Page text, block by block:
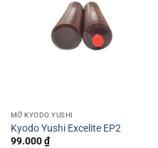
MỠ KYODO YUSHI
Kyodo Yushi Excelite EP2
99.000₫